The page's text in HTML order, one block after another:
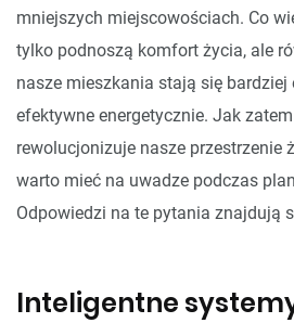
mniejszych miejscowościach. Co
tylko podnoszą komfort życia, ale
nasze mieszkania stają się bardziej
efektywne energetycznie. Jak
rewolucjonizuje nasze przestrzenie
warto mieć na uwadze podczas
Odpowiedzi na te pytania znajdują
Inteligentne